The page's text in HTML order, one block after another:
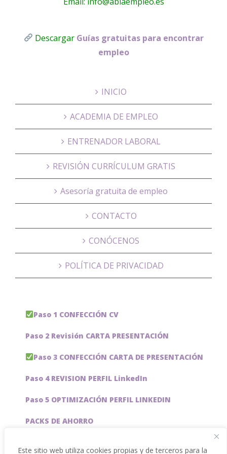
Este sitio web utiliza cookies propias y de terceros para la
Descargar Guías gratuitas para encontrar
empleo
INICIO
ACADEMIA DE EMPLEO
ENTRENADOR LABORAL
REVISIÓN CURRÍCULUM GRATIS
Asesoría gratuita de empleo
CONTACTO
CONÓCENOS
POLÍTICA DE PRIVACIDAD
Paso 1 CONFECCIÓN CV
Paso 2 Revisión CARTA PRESENTACIÓN
Paso 3 CONFECCIÓN CARTA DE PRESENTACIÓN
Paso 4 REVISION PERFIL LinkedIn
Paso 5 OPTIMIZACIÓN PERFIL LINKEDIN
PACKS DE AHORRO